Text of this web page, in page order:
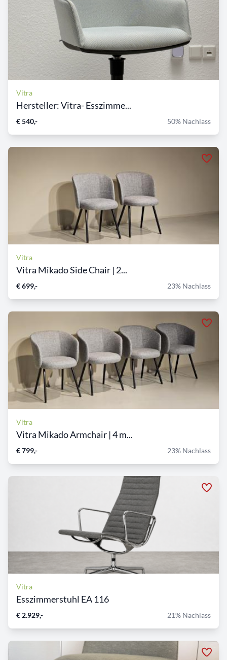
Vitra
Hersteller: Vitra- Esszimme...
€ 540,- 50% Nachlass
Vitra
Vitra Mikado Side Chair | 2...
€ 699,- 23% Nachlass
Vitra
Vitra Mikado Armchair | 4 m...
€ 799,- 23% Nachlass
Vitra
Esszimmerstuhl EA 116
€ 2.929,- 21% Nachlass